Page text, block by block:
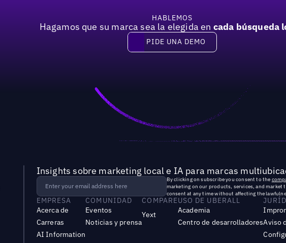
HABLEMOS
Hagamos que su marca sea la elegida en cada búsqueda
Pide una demo
PIDE UNA DEMO
Insights sobre marketing local e IA para marcas
By clicking on subscribe you consent to the
marketing on our products, services, and market
consent at any time without affecting the
EMPRESA
Acerca de
Carreras
AI Information
COMUNIDAD
Eventos
Noticias y prensa
COMPARE
Yext
USO DE UBERALL
Academia
Centro de desarrolladoresAviso